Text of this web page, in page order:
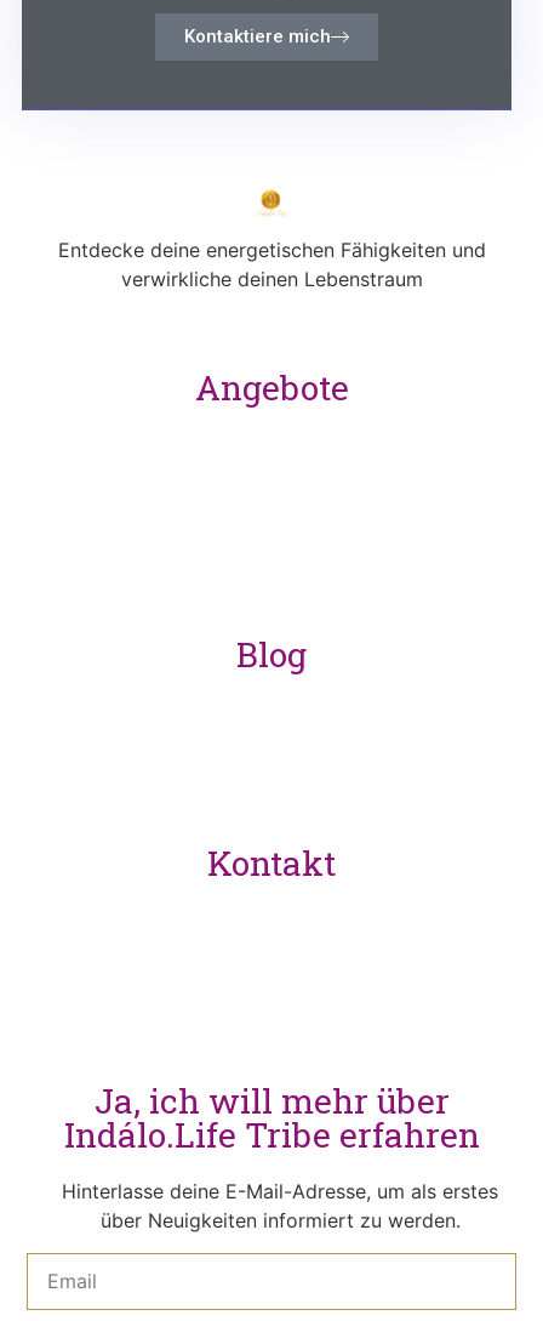
Kontaktiere mich
Entdecke deine energetischen Fähigkeiten und
verwirkliche deinen Lebenstraum
Angebote
Blog
Kontakt
Ja, ich will mehr über
Indálo.Life Tribe erfahren
Hinterlasse deine E-Mail-Adresse, um als erstes
über Neuigkeiten informiert zu werden.